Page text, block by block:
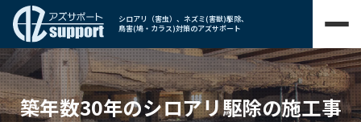
シロアリ（害虫）、ネズミ(害獣)駆除、
鳥害(鳩・カラス)対策のアズサポート
築年数30年のシロアリ駆除の施工事